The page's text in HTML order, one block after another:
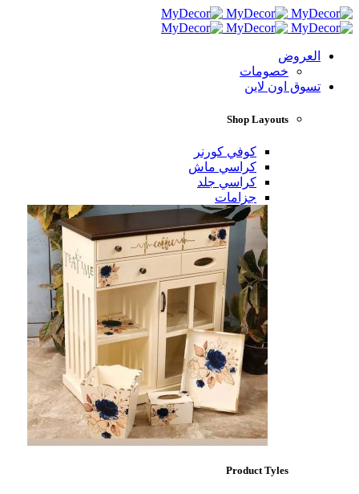
العروض
خصومات
تسوق اون لاين
Shop Layouts
كوفي كورنر
كراسي ماش
كراسي جلد
جزامات
Product Tyles